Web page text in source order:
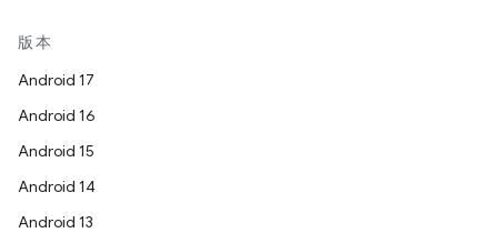
版本
Android 17
Android 16
Android 15
Android 14
Android 13